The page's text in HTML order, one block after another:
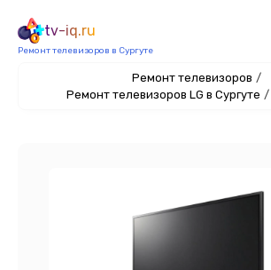
tv-iq.ru
Ремонт телевизоров в Сургуте
Ремонт телевизоров /
Ремонт телевизоров LG в Сургуте /